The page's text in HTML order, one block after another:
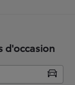
d'occasion